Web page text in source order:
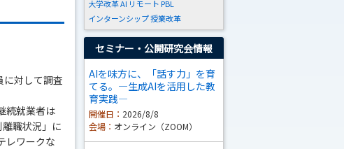
対して調査
続就業者は
職状況」に
レワークな
大学改革AI リモート PBL
インターンシップ授業改革
セミナー・公開研究会情報
AIを味方に、「話す力」を育
てる。―生成AIを活用した教
育実践―
開催日： 2026/8/8
会場： オンライン（ZOOM）